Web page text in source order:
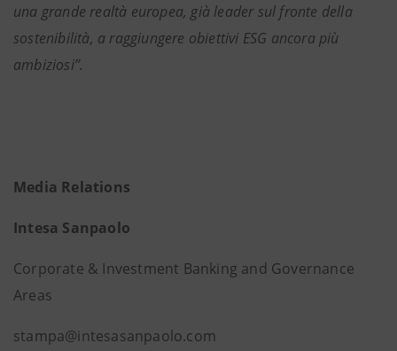
una grande realtà europea, già leader sul fronte della
sostenibilità, a raggiungere obiettivi ESG ancora più
ambiziosi”.
Media Relations
Intesa Sanpaolo
Corporate & Investment Banking and Governance
Areas
stampa@intesasanpaolo.com